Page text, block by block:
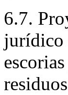
6.7.
jurídico